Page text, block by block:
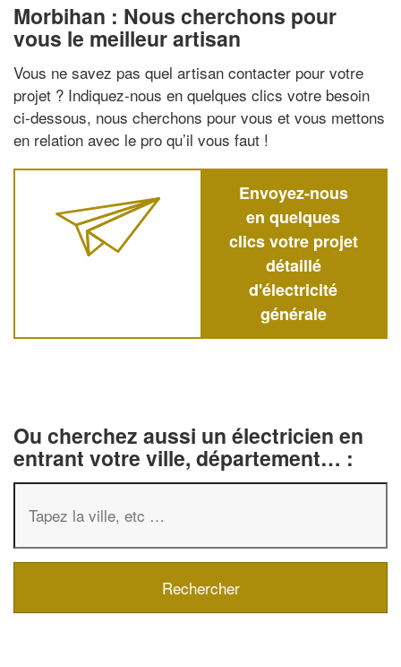
Morbihan : Nous cherchons pour
vous le meilleur artisan
Vous ne savez pas quel artisan contacter pour votre
projet ? Indiquez-nous en quelques clics votre besoin
ci-dessous, nous cherchons pour vous et vous mettons
en relation avec le pro qu’il vous faut !
Envoyez-nous
en quelques
clics votre projet
détaillé
d'électricité
générale
Ou cherchez aussi un électricien en
entrant votre ville, département… :